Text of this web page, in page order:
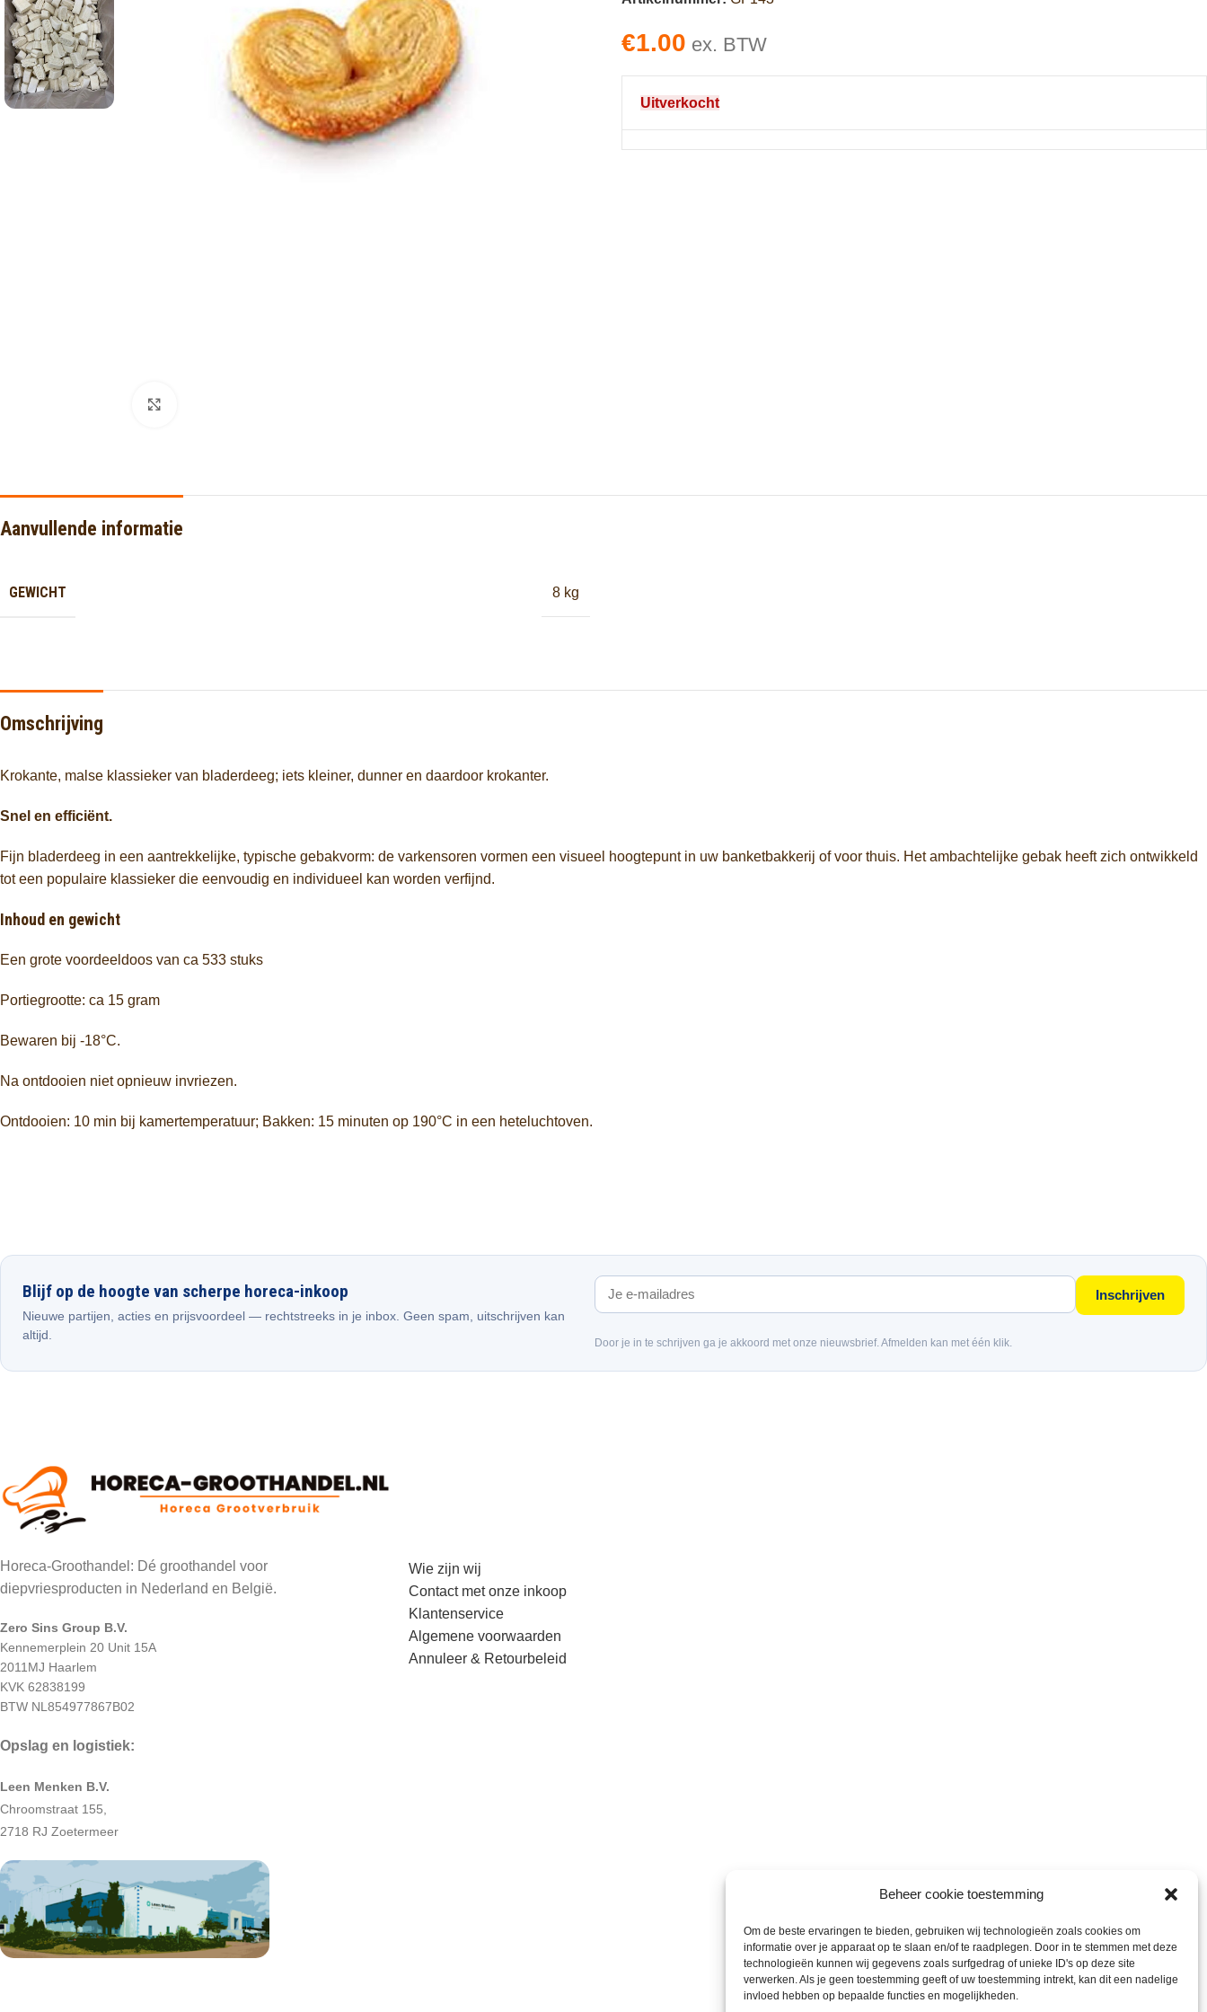
Beheer cookie toestemming
Om de beste ervaringen te bieden, gebruiken wij technologieën zoals cookies om
informatie over je apparaat op te slaan en/of te raadplegen. Door in te stemmen met deze
technologieën kunnen wij gegevens zoals surfgedrag of unieke ID's op deze site
verwerken. Als je geen toestemming geeft of uw toestemming intrekt, kan dit een nadelige
invloed hebben op bepaalde functies en mogelijkheden.
€1.00 ex. BTW
Uitverkocht
Aanvullende informatie
GEWICHT 8 kg
Omschrijving
Krokante, malse klassieker van bladerdeeg; iets kleiner, dunner en daardoor krokanter.
Snel en efficiënt.
Fijn bladerdeeg in een aantrekkelijke, typische gebakvorm: de varkensoren vormen een visueel hoogtepunt in uw banketbakkerij of voor thuis. Het ambachtelijke gebak heeft zich ontwikkeld
tot een populaire klassieker die eenvoudig en individueel kan worden verfijnd.
Inhoud en gewicht
Een grote voordeeldoos van ca 533 stuks
Portiegrootte: ca 15 gram
Bewaren bij -18°C.
Na ontdooien niet opnieuw invriezen.
Ontdooien: 10 min bij kamertemperatuur; Bakken: 15 minuten op 190°C in een heteluchtoven.
Blijf op de hoogte van scherpe horeca-inkoop
Nieuwe partijen, acties en prijsvoordeel — rechtstreeks in je inbox. Geen spam, uitschrijven kan
altijd.
Inschrijven
Door je in te schrijven ga je akkoord met onze nieuwsbrief. Afmelden kan met één klik.
Horeca-Groothandel: Dé groothandel voor
diepvriesproducten in Nederland en België.
Zero Sins Group B.V.
Kennemerplein 20 Unit 15A
2011MJ Haarlem
KVK 62838199
BTW NL854977867B02
Opslag en logistiek:
Leen Menken B.V.
Chroomstraat 155,
2718 RJ Zoetermeer
Wie zijn wij
Contact met onze inkoop
Klantenservice
Algemene voorwaarden
Annuleer & Retourbeleid